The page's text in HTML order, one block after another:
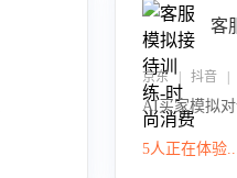
客
京东 | 抖音 |
AI买家模拟
5人正在体验